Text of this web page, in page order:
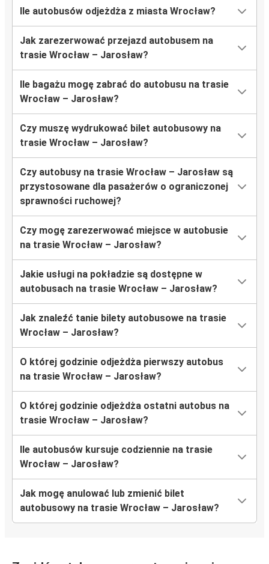
Ile autobusów odjeżdża z miasta Wrocław?
Jak zarezerwować przejazd autobusem na
trasie Wrocław – Jarosław?
Ile bagażu mogę zabrać do autobusu na trasie
Wrocław – Jarosław?
Czy muszę wydrukować bilet autobusowy na
trasie Wrocław – Jarosław?
Czy autobusy na trasie Wrocław – Jarosław są
przystosowane dla pasażerów o ograniczonej
sprawności ruchowej?
Czy mogę zarezerwować miejsce w autobusie
na trasie Wrocław – Jarosław?
Jakie usługi na pokładzie są dostępne w
autobusach na trasie Wrocław – Jarosław?
Jak znaleźć tanie bilety autobusowe na trasie
Wrocław – Jarosław?
O której godzinie odjeżdża pierwszy autobus
na trasie Wrocław – Jarosław?
O której godzinie odjeżdża ostatni autobus na
trasie Wrocław – Jarosław?
Ile autobusów kursuje codziennie na trasie
Wrocław – Jarosław?
Jak mogę anulować lub zmienić bilet
autobusowy na trasie Wrocław – Jarosław?